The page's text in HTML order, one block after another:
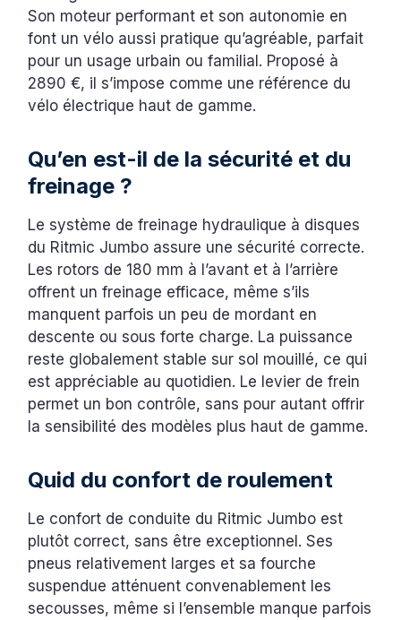
Son moteur performant et son autonomie en
font un vélo aussi pratique qu’agréable, parfait
pour un usage urbain ou familial. Proposé à
2890 €, il s’impose comme une référence du
vélo électrique haut de gamme.
Qu’en est-il de la sécurité et du
freinage ?
Le système de freinage hydraulique à disques
du Ritmic Jumbo assure une sécurité correcte.
Les rotors de 180 mm à l’avant et à l’arrière
offrent un freinage efficace, même s’ils
manquent parfois un peu de mordant en
descente ou sous forte charge. La puissance
reste globalement stable sur sol mouillé, ce qui
est appréciable au quotidien. Le levier de frein
permet un bon contrôle, sans pour autant offrir
la sensibilité des modèles plus haut de gamme.
Quid du confort de roulement
Le confort de conduite du Ritmic Jumbo est
plutôt correct, sans être exceptionnel. Ses
pneus relativement larges et sa fourche
suspendue atténuent convenablement les
secousses, même si l’ensemble manque parfois